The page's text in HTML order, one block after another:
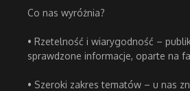
Co nas wyróżnia?
• Rzetelność i wiarygodność –
sprawdzone informacje, oparte na
• Szeroki zakres tematów – u nas